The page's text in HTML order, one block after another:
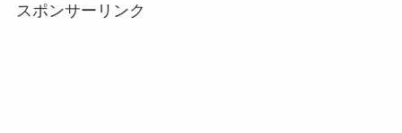
スポンサーリンク